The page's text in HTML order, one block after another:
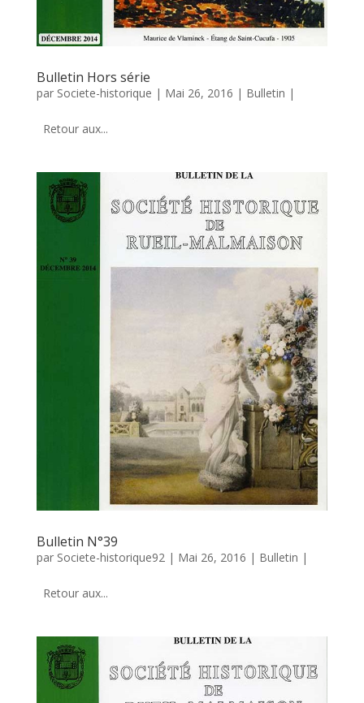
Bulletin Hors série
par Societe-historique | Mai 26, 2016 | Bulletin |
Retour aux...
Bulletin N°39
par Societe-historique92| Mai 26, 2016 | Bulletin |
Retour aux...